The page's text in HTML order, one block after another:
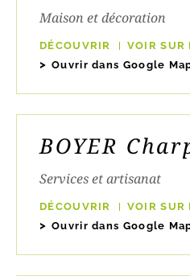
Maison et décoration
DÉCOUVRIR
VOIR SUR
Ouvrir dans Google
BOYER
Services et artisanat
DÉCOUVRIR
VOIR SUR
Ouvrir dans Google